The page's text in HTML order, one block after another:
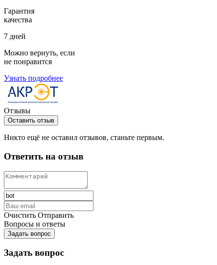
Гарантия
качества
7 дней
Можно вернуть, если
не понравится
Узнать подробнее
Отзывы
Оставить отзыв
Никто ещё не оставил отзывов, станьте первым.
Ответить на отзыв
Очистить Отправить
Вопросы и ответы
Задать вопрос
Задать вопрос